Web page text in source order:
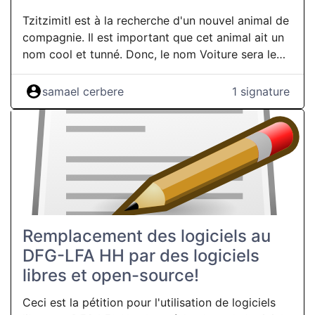
dans des bilans froidement optimisés. Pour
satisfaire l’appétit insatiable d’investisseurs qui ne
voient dans une rue que son "potentiel de plus-
value", dans un immeuble que sa rentabilité, dans
une famille que des charges locatives à évacuer.
C’est la réalité que vivent les habitantes et
habitants de la rue Haute 51, où un projet innovant
– la Coop’Haute 51, une coopérative portée par
les locataires eux-mêmes – cherche à sauver 20 …
Tzitzimitl est à la recherche d'un nouvel animal de
compagnie. Il est important que cet animal ait un
nom cool et tunné. Donc, le nom Voiture sera le
plus approprié.
samael cerbere
1 signature
Remplacement des logiciels au
DFG-LFA HH par des logiciels
libres et open-source!
Ceci est la pétition pour l'utilisation de logiciels